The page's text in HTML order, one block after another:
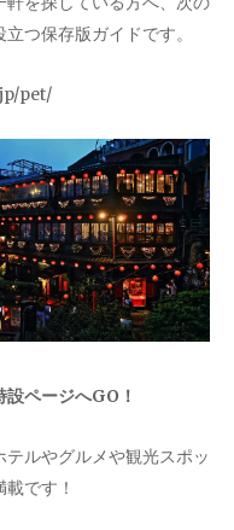
つ保存版ガイドです。
pet/
設ページへGO！
テルやグルメや観光スポッ
載です！